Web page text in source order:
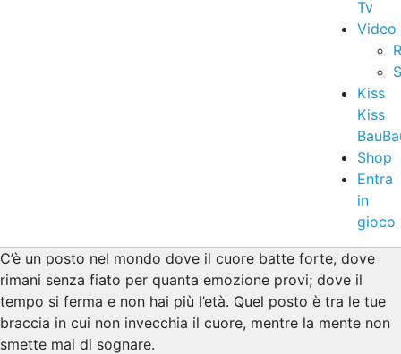
Tv
Video
Kiss
Kiss
Shop
Entra
in
gioco
C’è un posto nel mondo dove il cuore batte forte, dove
rimani senza fiato per quanta emozione provi; dove il
tempo si ferma e non hai più l’età. Quel posto è tra le tue
braccia in cui non invecchia il cuore, mentre la mente non
smette mai di sognare.